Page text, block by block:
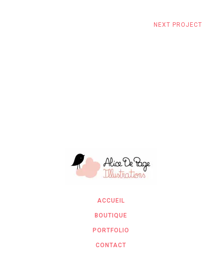
NEXT PROJECT
ACCUEIL
BOUTIQUE
PORTFOLIO
CONTACT